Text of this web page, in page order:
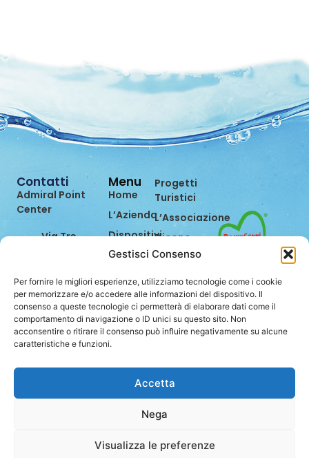
Gestisci Consenso
Per fornire le migliori esperienze, utilizziamo tecnologie come i cookie
per memorizzare e/o accedere alle informazioni del dispositivo. Il
consenso a queste tecnologie ci permetterà di elaborare dati come il
comportamento di navigazione o ID unici su questo sito. Non
acconsentire o ritirare il consenso può influire negativamente su alcune
caratteristiche e funzioni.
Accetta
Nega
Visualizza le preferenze
Menu
Home
L’Azienda
Dispositivi
Prevenzione
Sostenibilità
Progetti
Turistici
L’Associazione
Dicono
di Noi
Contatti
Lavora
con Noi
Contatti
Admiral Point
Center
Via Tre
47891
Dogana
(RSM)
0549.962849
Website powered byStudio99